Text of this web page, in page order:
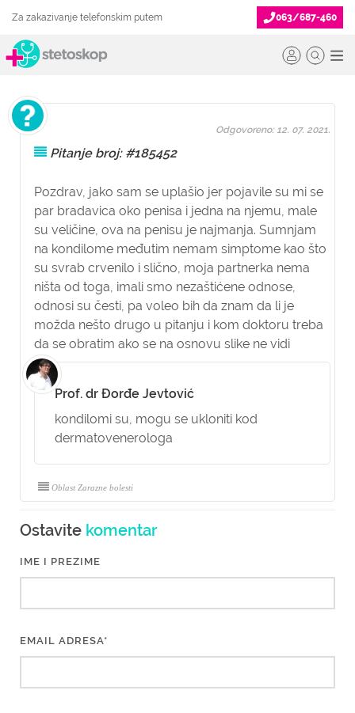
Za zakazivanje telefonskim putem 063/687-460
Pitanje broj: #185452
Pozdrav, jako sam se uplašio jer pojavile su mi se
par bradavica oko penisa i jedna na njemu, male
su veličine, ova na penisu je najmanja. Sumnjam
na kondilome međutim nemam simptome kao što
su svrab crvenilo i slično, moja partnerka nema
ništa od toga, imali smo nezaštićene odnose,
odnosi su česti, pa voleo bih da znam da li je
možda nešto drugo u pitanju i kom doktoru treba
da se obratim ako se na osnovu slike ne vidi
Odgovoreno: 12. 07. 2021.
Prof. dr Đorđe Jevtović
kondilomi su, mogu se ukloniti kod
dermatovenerologa
Oblast Zarazne bolesti
Ostavite komentar
IME I PREZIME
EMAIL ADRESA*